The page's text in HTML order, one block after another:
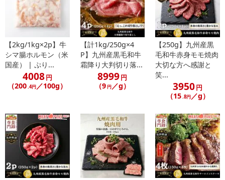
【レシピ・メニュー提案】
1.牛すき煮（甘辛い特製割り下でさっと煮込み、とろけるお肉の旨
みを堪能）
2.贅沢牛丼（大判の霜降り肉をたっぷり使った、食べ応えのある至
福の牛丼）
3.和風肉じゃが（牛肉の旨みがじっくり染み込んだ、心温まる家庭
の味）
4.牛肉と彩り野菜のオイスター炒め（豊かな香りとコクでご飯が進
【お客様への一言】
この九州産黒毛和牛が、お客様の毎日の食卓に、そして特別な瞬間
に、笑顔と喜びをお届けできれば幸いです。ぜひ一度、この上質な
味わいをご体験ください。
【2kg/1kg×2p】牛
シマ腸ホルモン（米
国産） | ぷり...
4008円
（200 .4円 ／100g）
【計1kg/250g×4
P】九州産黒毛和牛
霜降り大判切り落...
8999円
（9 円／g）
【250g】九州産黒
毛和牛赤身モモ焼肉
大切な方へ感謝と
笑...
3950円
（15 .8円／g）